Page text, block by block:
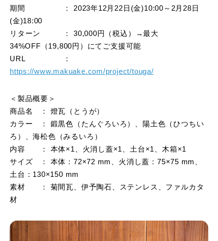
期間 ： 2023年12月22日(金)10:00～2月28日
(金)18:00
リターン ： 30,000円（税込）→最大
34%OFF（19,800円）にてご支援可能
URL ：
https://www.makuake.com/project/touga/
＜製品概要＞
商品名 ： 燈瓦（とうが）
カラー ： 鍛黒色（たんぐろいろ）、陽土色（ひつちい
ろ）、海松色（みるいろ）
内容 ： 本体×1、火消し蓋×1、土台×1、木箱×1
サイズ ： 本体：72×72 mm、火消し蓋：75×75 mm、
土台：130×150 mm
素材 ： 菊間瓦、伊予陶石、ステンレス、ファルカタ
材